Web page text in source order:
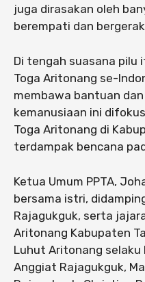
juga dirasakan oleh
berempati dan
Di tengah suasana pilu
Toga Aritonang se-
membawa bantuan
kemanusiaan ini
Toga Aritonang di
terdampak bencana
Ketua Umum PPTA,
bersama istri,
Rajagukguk, serta
Aritonang Kabupaten
Luhut Aritonang selaku
Anggiat Rajagukguk,